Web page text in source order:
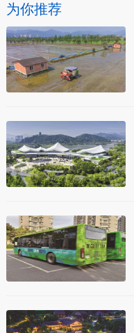
为你推荐